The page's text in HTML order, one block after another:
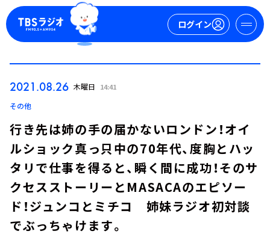
ログイン
今日の番組表
週間番組表
2021.08.26 木曜日 14:41
その他
行き先は姉の手の届かないロンドン！オイ
ルショック真っ只中の70年代、度胸とハッ
タリで仕事を得ると、瞬く間に成功！そのサ
クセスストーリーとMASACAのエピソー
ド！ジュンコとミチコ 姉妹ラジオ初対談
でぶっちゃけます。